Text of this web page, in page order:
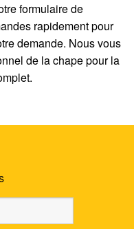
formulaire de
rapidement pour
demande. Nous vous
de la chape pour la